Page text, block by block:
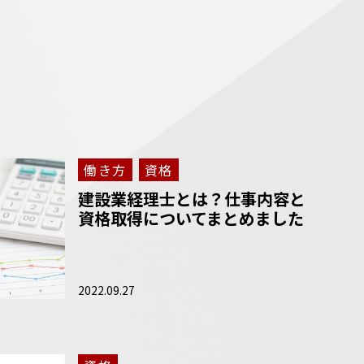
働き方 資格
建設業経理士とは？仕事内容と
資格取得についてまとめました
2022.09.27